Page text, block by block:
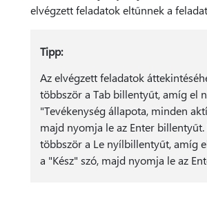
elvégzett feladatok eltűnnek a
Tipp:
Az elvégzett feladatok
többször a Tab billentyűt, amíg el
"Tevékenység állapota, minden
majd nyomja le az Enter
többször a Le nyílbillentyűt, amíg
a "Kész" szó, majd nyomja le az